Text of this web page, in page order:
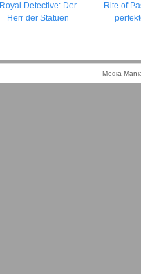
Royal Detective: Der
Herr der Statuen
Rite of
Media-